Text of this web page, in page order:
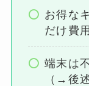
お得な
だけ費
端末は
（→後